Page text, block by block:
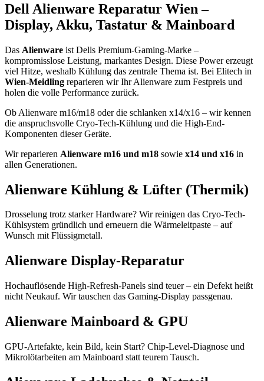
Dell Alienware Reparatur Wien –
Display, Akku, Tastatur & Mainboard
Das Alienware ist Dells Premium-Gaming-Marke –
kompromisslose Leistung, markantes Design. Diese Power erzeugt
viel Hitze, weshalb Kühlung das zentrale Thema ist. Bei Elitech in
Wien-Meidling reparieren wir Ihr Alienware zum Festpreis und
holen die volle Performance zurück.
Ob Alienware m16/m18 oder die schlanken x14/x16 – wir kennen
die anspruchsvolle Cryo-Tech-Kühlung und die High-End-
Komponenten dieser Geräte.
Wir reparieren Alienware m16 und m18 sowie x14 und x16 in
allen Generationen.
Alienware Kühlung & Lüfter (Thermik)
Drosselung trotz starker Hardware? Wir reinigen das Cryo-Tech-
Kühlsystem gründlich und erneuern die Wärmeleitpaste – auf
Wunsch mit Flüssigmetall.
Alienware Display-Reparatur
Hochauflösende High-Refresh-Panels sind teuer – ein Defekt heißt
nicht Neukauf. Wir tauschen das Gaming-Display passgenau.
Alienware Mainboard & GPU
GPU-Artefakte, kein Bild, kein Start? Chip-Level-Diagnose und
Mikrolötarbeiten am Mainboard statt teurem Tausch.